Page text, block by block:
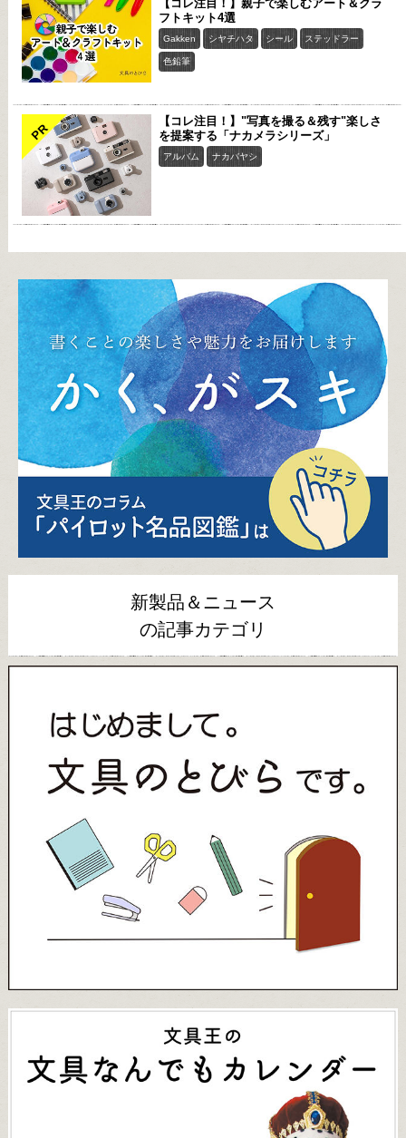
【コレ注目！】親子で楽しむアート＆クラ
フトキット4選
Gakken シヤチハタ シール ステッドラー
色鉛筆
PR
【コレ注目！】"写真を撮る＆残す"楽しさ
を提案する「ナカメラシリーズ」
アルバム ナカバヤシ
新製品＆ニュース
の記事カテゴリ